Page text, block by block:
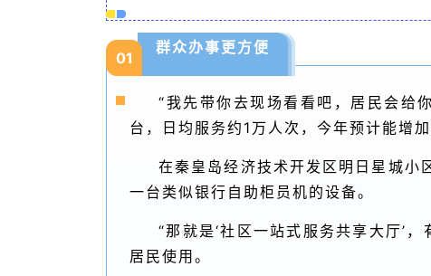
01
群众办事更方便
“我先带你去现场看看吧，居民会给
台，日均服务约1万人次，今年预计能增
在秦皇岛经济技术开发区明日星城小
一台类似银行自助柜员机的设备。
“那就是‘社区一站式服务共享大厅’
居民使用。